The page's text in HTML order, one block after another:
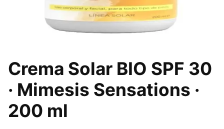
Crema Solar BIO SPF 30
· Mimesis Sensations ·
200 ml